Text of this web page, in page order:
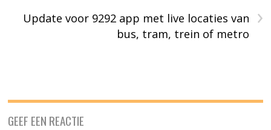
›
Update voor 9292 app met live locaties van
bus, tram, trein of metro
GEEF EEN REACTIE